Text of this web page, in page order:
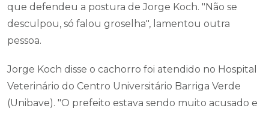
que defendeu a postura de Jorge Koch. "Não se
desculpou, só falou groselha", lamentou outra
pessoa.
Jorge Koch disse o cachorro foi atendido no Hospital
Veterinário do Centro Universitário Barriga Verde
(Unibave). "O prefeito estava sendo muito acusado e